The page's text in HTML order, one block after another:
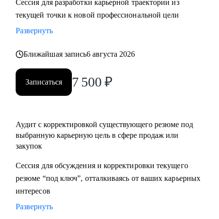
нетворкинг для построения карьеры на текущей позиции и
• Успешные смены работы моих менти: Авито, Mars,
Henkel, BIC, Royal Canin, Яндекс, Beiersdorf, Danone.
С чем помогу:
• Оценка текущего положения и совместный поиск разных
закупках, в том числе для перехода в другие сегменты
• Составление резюме или корректировка существующего
(это ваша история, поэтому лучше, если автор вы)
• Подготовка к собеседованию на разных этапах (рекрутер,
внутренний HR, нанимающий менеджер, руководитель
компании - разные подходы)
Сессия для разработки карьерной траектории из
текущей точки к новой профессиональной цели
Развернуть
Ближайшая запись6 августа 2026
Записаться 7 500 ₽
Аудит с корректировкой существующего резюме под
выбранную карьерную цель в сфере продаж или
закупок
Сессия для обсуждения и корректировки текущего
резюме “под ключ”, отталкиваясь от ваших карьерных
интересов
Развернуть